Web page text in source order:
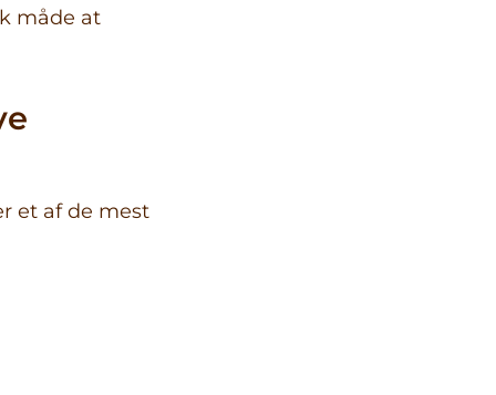
måde at
et af de mest